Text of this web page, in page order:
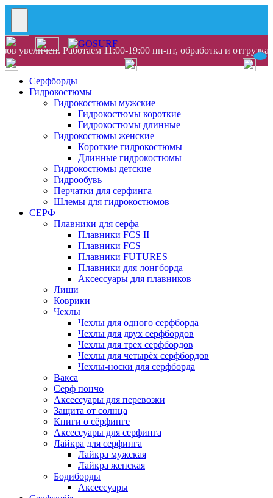
увеличен. Работаем 11:00-19:00 пн-пт, обработка и
Серфборды
Гидрокостюмы
Гидрокостюмы мужские
Гидрокостюмы короткие
Гидрокостюмы длинные
Гидрокостюмы женские
Короткие гидрокостюмы
Длинные гидрокостюмы
Гидрокостюмы детские
Гидрообувь
Перчатки для серфинга
Шлемы для гидрокостюмов
СЕРФ
Плавники для серфа
Плавники FCS II
Плавники FCS
Плавники FUTURES
Плавники для лонгборда
Аксессуары для плавников
Лиши
Коврики
Чехлы
Чехлы для одного серфборда
Чехлы для двух серфбордов
Чехлы для трех серфбордов
Чехлы для четырёх серфбордов
Чехлы-носки для серфборда
Вакса
Серф пончо
Аксессуары для перевозки
Защита от солнца
Книги о сёрфинге
Аксессуары для серфинга
Лайкра для серфинга
Лайкра мужская
Лайкра женская
Бодиборды
Аксессуары